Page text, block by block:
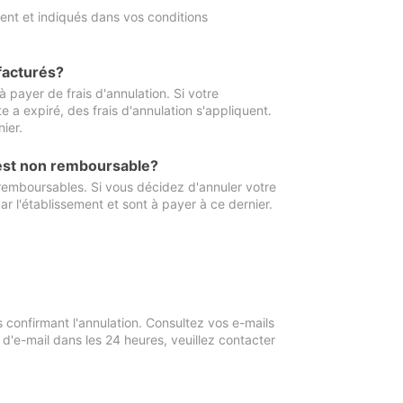
et indiqués dans vos conditions
payer de frais d'annulation. Si votre
a expiré, des frais d'annulation s'appliquent.
non remboursable?
Si vous décidez d'annuler votre
l'établissement et sont à payer à ce dernier.
l'annulation. Consultez vos e-mails
mail dans les 24 heures, veuillez contacter